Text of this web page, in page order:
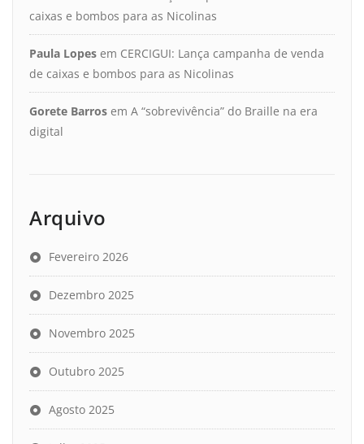
caixas e bombos para as Nicolinas
Paula Lopes em CERCIGUI: Lança campanha de venda
de caixas e bombos para as Nicolinas
Gorete Barros em A “sobrevivência” do Braille na era
digital
Arquivo
Fevereiro 2026
Dezembro 2025
Novembro 2025
Outubro 2025
Agosto 2025